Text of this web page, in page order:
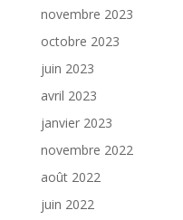
novembre 2023
octobre 2023
juin 2023
avril 2023
janvier 2023
novembre 2022
août 2022
juin 2022